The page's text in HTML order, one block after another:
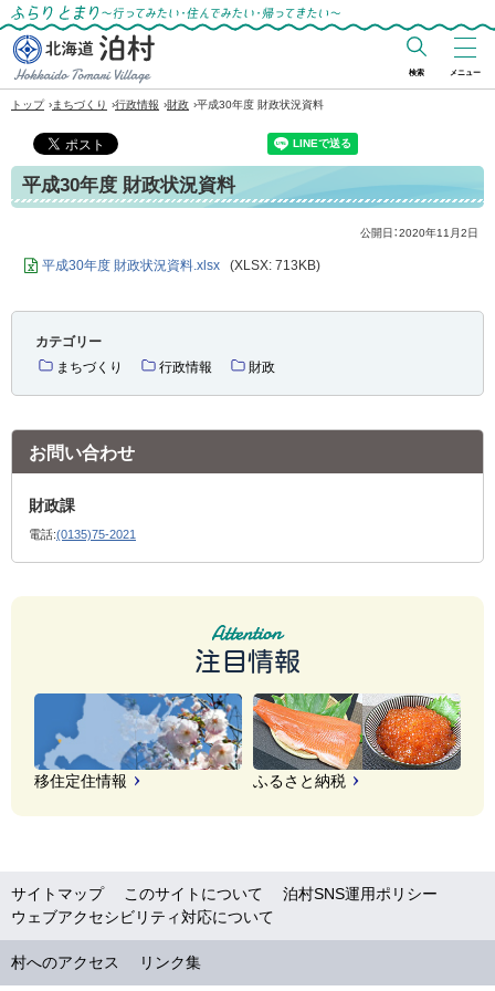
ふらりとまり～行ってみたい・住んでみた
い・帰ってきたい～
北海道 泊村
Village
検索 メニュー
トップ ›まちづくり ›行政情報 ›財政 ›平成30年度 財政状況資料
平成30年度 財政状況資料
公開日：2020年11月2日
平成30年度 財政状況資料.xlsx (XLSX: 713KB)
カテゴリー
まちづくり
行政情報 財政
お問い合わせ
財政課
電話:(0135)75-2021
注目情報
移住定住情報 ふるさと納税
サイトマップ このサイトについて
泊村SNS運用ポリシー
ウェブアクセシビリティ対応について
村へのアクセス リンク集